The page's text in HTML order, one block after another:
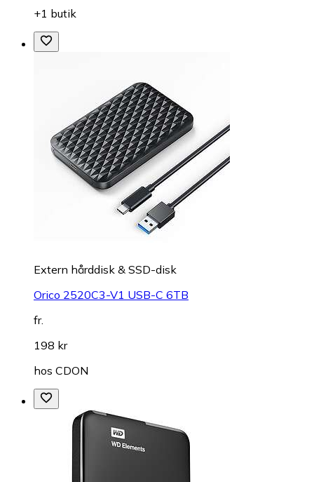
+1 butik
Extern hårddisk & SSD-disk
Orico 2520C3-V1 USB-C 6TB
fr.
198 kr
hos CDON